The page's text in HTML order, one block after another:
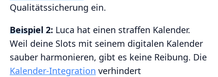
Qualitätssicherung ein.
Beispiel 2: Luca hat einen straffen Kalender.
Weil deine Slots mit seinem digitalen Kalender
sauber harmonieren, gibt es keine Reibung. Die
Kalender-Integration verhindert